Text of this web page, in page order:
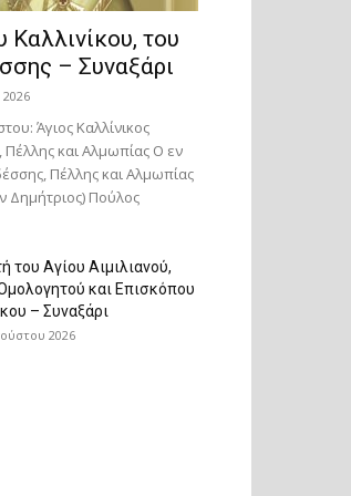
Καλλινίκου, του
– Συναξάρι
Άγιος Καλλίνικος
και Αλμωπίας Ο εν
Πέλλης και Αλμωπίας
Δημήτριος) Πούλος
του Αγίου Αιμιλιανού,
και Επισκόπου
– Συναξάρι
2026